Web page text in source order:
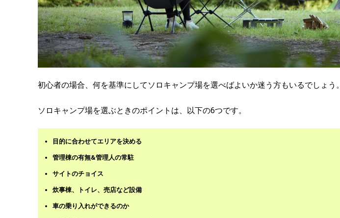
初心者の場合、何を基準にしてソロキャンプ場を選べばよいか迷う方もいるでしょう。
ソロキャンプ場を選ぶときのポイントは、以下の6つです。
目的に合わせてエリアを決める
管理棟の有無&管理人の常駐
サイトのチョイス
炊事棟、トイレ、売店など設備
車の乗り入れができるのか